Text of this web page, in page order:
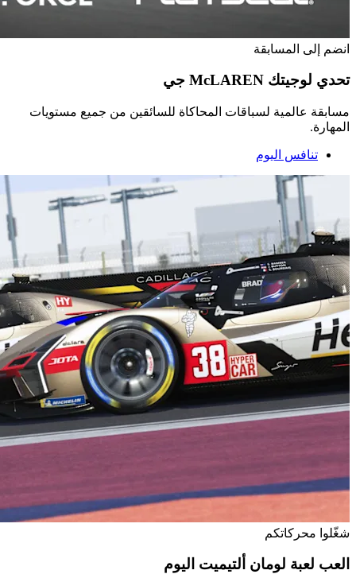
انضم إلى المسابقة
تحدي لوجيتك McLAREN جي
مسابقة عالمية لسباقات المحاكاة للسائقين من جميع مستويات
المهارة.
تنافس اليوم
شغّلوا محركاتكم
العب لعبة لومان ألتيميت اليوم